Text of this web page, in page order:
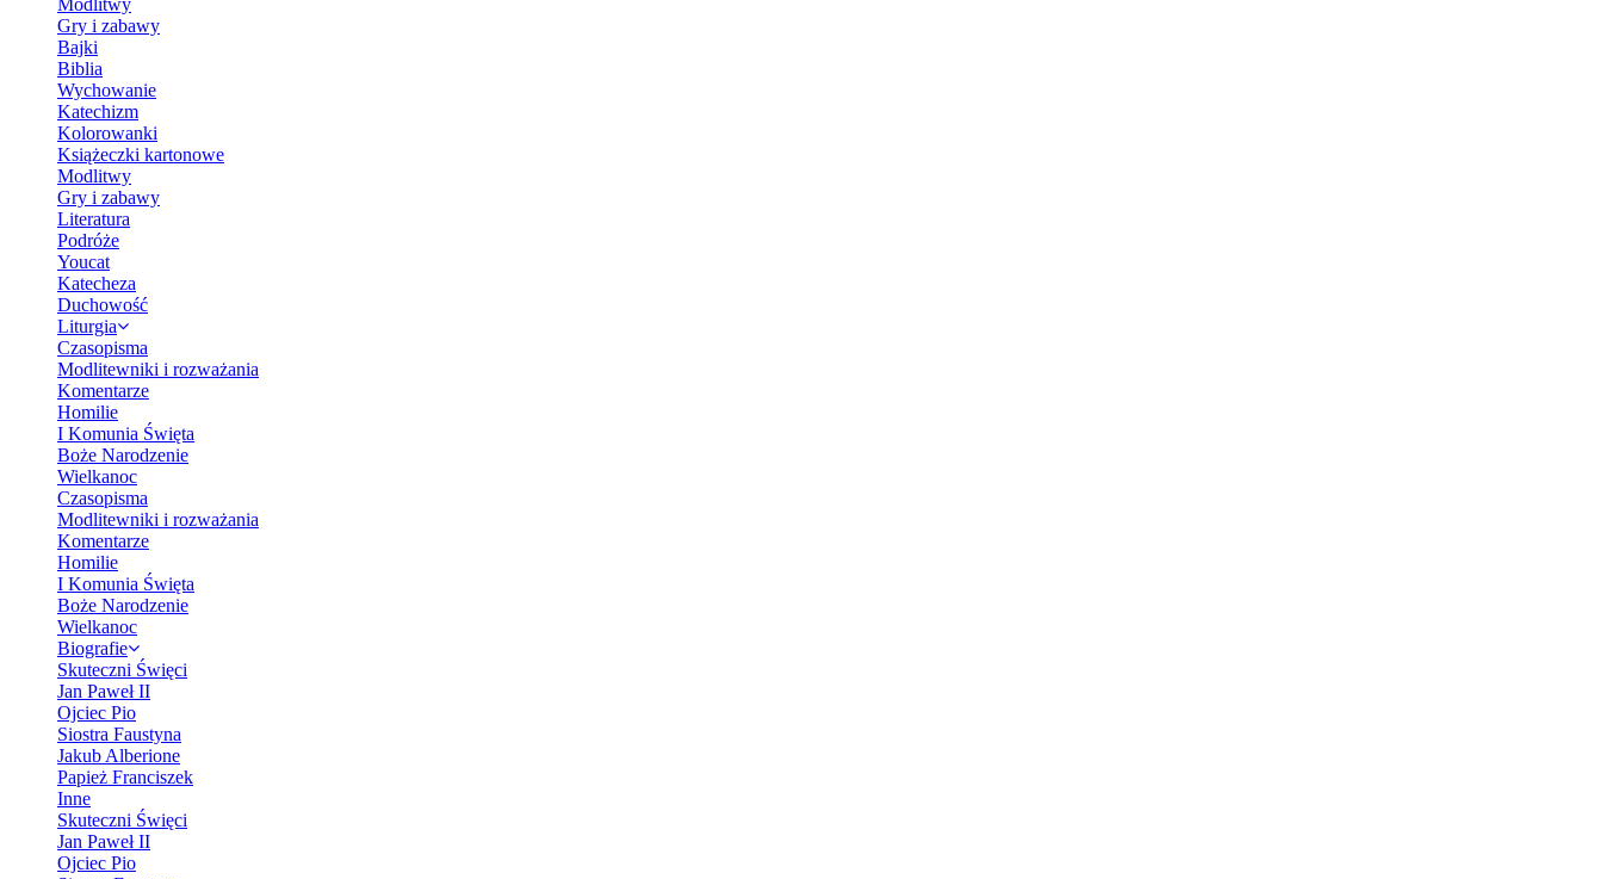
Modlitwy
Gry i zabawy
Bajki
Biblia
Wychowanie
Katechizm
Kolorowanki
Książeczki kartonowe
Modlitwy
Gry i zabawy
Literatura
Podróże
Youcat
Katecheza
Duchowość
Liturgia
Czasopisma
Modlitewniki i rozważania
Komentarze
Homilie
I Komunia Święta
Boże Narodzenie
Wielkanoc
Czasopisma
Modlitewniki i rozważania
Komentarze
Homilie
I Komunia Święta
Boże Narodzenie
Wielkanoc
Biografie
Skuteczni Święci
Jan Paweł II
Ojciec Pio
Siostra Faustyna
Jakub Alberione
Papież Franciszek
Inne
Skuteczni Święci
Jan Paweł II
Ojciec Pio